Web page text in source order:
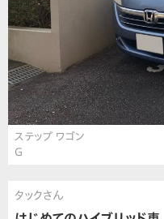
ステップ ワゴン
G
タックさん